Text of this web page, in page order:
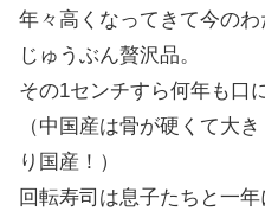
年々高くなってきて今の
じゅうぶん贅沢品。
その1センチすら何年も口
（中国産は骨が硬くて大
り国産！）
回転寿司は息子たちと一年